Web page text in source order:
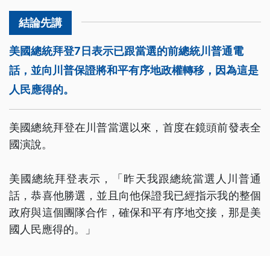
美國總統拜登7日表示已跟當選的前總統川普通電
話，並向川普保證將和平有序地政權轉移，因為這是
人民應得的。
美國總統拜登在川普當選以來，首度在鏡頭前發表全
國演說。
美國總統拜登表示，「昨天我跟總統當選人川普通
話，恭喜他勝選，並且向他保證我已經指示我的整個
政府與這個團隊合作，確保和平有序地交接，那是美
國人民應得的。」